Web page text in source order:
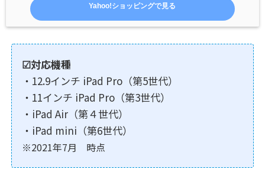
Yahoo!ショッピングで見る
☑対応機種
・12.9インチ iPad Pro（第5世代）
・11インチ iPad Pro（第3世代）
・iPad Air（第４世代）
・iPad mini（第6世代）
※2021年7月 時点